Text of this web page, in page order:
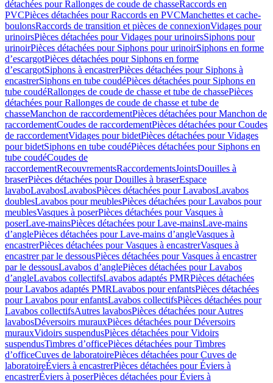
détachées pour Rallonges de coude de chasseRaccords en
PVCPièces détachées pour Raccords en PVCManchettes et cache-
boulonsRaccords de transition et pièces de connexionVidages pour
urinoirsPièces détachées pour Vidages pour urinoirsSiphons pour
urinoirPièces détachées pour Siphons pour urinoirSiphons en forme
d’escargotPièces détachées pour Siphons en forme
d’escargotSiphons à encastrerPièces détachées pour Siphons à
encastrerSiphons en tube coudéPièces détachées pour Siphons en
tube coudéRallonges de coude de chasse et tube de chassePièces
détachées pour Rallonges de coude de chasse et tube de
chasseManchon de raccordementPièces détachées pour Manchon de
raccordementCoudes de raccordementPièces détachées pour Coudes
de raccordementVidages pour bidetPièces détachées pour Vidages
pour bidetSiphons en tube coudéPièces détachées pour Siphons en
tube coudéCoudes de
raccordementRecouvrementsRaccordementsJointsDouilles à
braserPièces détachées pour Douilles à braserEspace
lavaboLavabosLavabosPièces détachées pour LavabosLavabos
doublesLavabos pour meublesPièces détachées pour Lavabos pour
meublesVasques à poserPièces détachées pour Vasques à
poserLave-mainsPièces détachées pour Lave-mainsLave-mains
d’anglePièces détachées pour Lave-mains d’angleVasques à
encastrerPièces détachées pour Vasques à encastrerVasques à
encastrer par le dessousPièces détachées pour Vasques à encastrer
par le dessousLavabos d’anglePièces détachées pour Lavabos
d’angleLavabos collectifsLavabos adaptés PMRPièces détachées
pour Lavabos adaptés PMRLavabos pour enfantsPièces détachées
pour Lavabos pour enfantsLavabos collectifsPièces détachées pour
Lavabos collectifsAutres lavabosPièces détachées pour Autres
lavabosDéversoirs murauxPièces détachées pour Déversoirs
murauxVidoirs suspendusPièces détachées pour Vidoirs
suspendusTimbres dʼofficePièces détachées pour Timbres
dʼofficeCuves de laboratoirePièces détachées pour Cuves de
laboratoireÉviers à encastrerPièces détachées pour Éviers à
encastrerÉviers à poserPièces détachées pour Éviers à